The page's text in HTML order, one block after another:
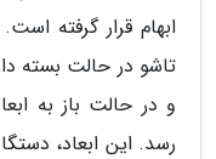
ابهام قرار گرفته
رسد. این ابعاد،